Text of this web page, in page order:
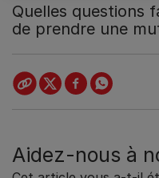
Quelles questions
de prendre une
Aidez-nous à